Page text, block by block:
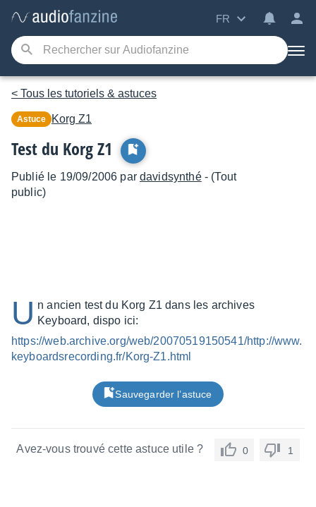
FR
< Tous les tutoriels & astuces
Astuce Korg Z1
Test du Korg Z1
Publié le 19/09/2006 pardavidsynthé- (Tout
public)
U n ancien test du Korg Z1 dans les archives
Keyboard, dispo ici:
https://web.archive.org/web/20070519150541/http://www.
keyboardsrecording.fr/Korg-Z1.html
Sauvegarder l’astuce
Avez-vous trouvé cette astuce utile ? 0 1